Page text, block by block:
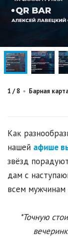
1 /8 • Барная
Как
нашей афише
звёзд
дам с
всем мужчинам
*Точную